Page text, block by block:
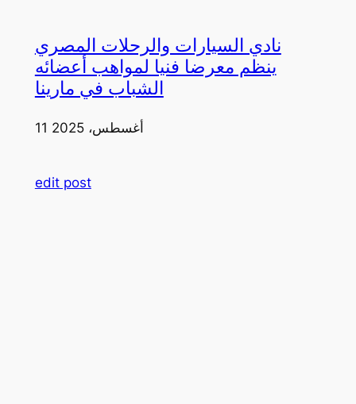
نادي السيارات والرحلات المصري
ينظم معرضا فنيا لمواهب أعضائه
الشباب في مارينا
11 أغسطس، 2025
edit post